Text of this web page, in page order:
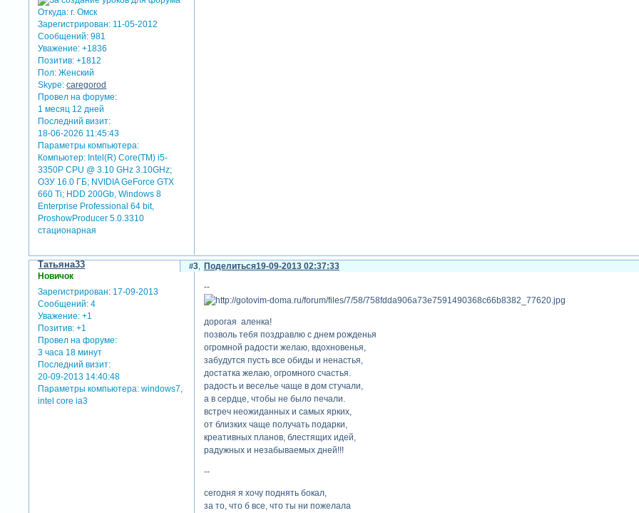
Откуда: г. Омск
Зарегистрирован: 11-05-2012
Сообщений: 981
Уважение: +1836
Позитив: +1812
Пол: Женский
Skype: caregorod
Провел на форуме:
1 месяц 12 дней
Последний визит:
18-06-2026 11:45:43
Параметры компьютера:
Компьютер: Intel(R) Core(TM) i5-
3350P CPU @ 3.10 GHz 3.10GHz;
ОЗУ 16.0 ГБ; NVIDIA GeForce GTX
660 Ti; HDD 200Gb, Windows 8
Enterprise Professional 64 bit,
ProshowProducer 5.0.3310
стационарная
Поделиться
3 19-09-2013 02:37:33
Татьяна33
Новичок
Зарегистрирован: 17-09-2013
Сообщений: 4
Уважение: +1
Позитив: +1
Провел на форуме:
3 часа 18 минут
Последний визит:
20-09-2013 14:40:48
Параметры компьютера: windows7,
intel core ia3
--
дорогая аленка!
позволь тебя поздравлю с днем рожденья
огромной радости желаю, вдохновенья,
забудутся пусть все обиды и ненастья,
достатка желаю, огромного счастья.
радость и веселье чаще в дом стучали,
а в сердце, чтобы не было печали.
встреч неожиданных и самых ярких,
от близких чаще получать подарки,
креативных планов, блестящих идей,
радужных и незабываемых дней!!!
--
сегодня я хочу поднять бокал,
за то, что б все, что ты ни пожелала